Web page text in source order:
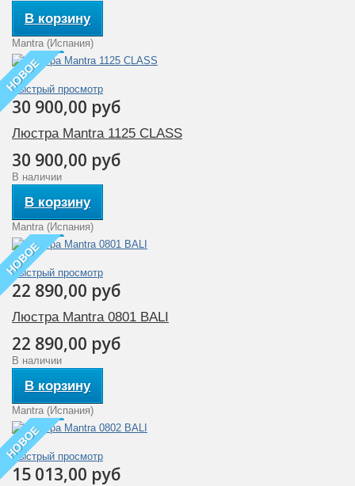
В корзину
Mantra (Испания)
Быстрый просмотр
30 900,00 руб
НОВОЕ
Люстра Mantra 1125 CLASS
30 900,00 руб
В наличии
В корзину
Mantra (Испания)
Быстрый просмотр
22 890,00 руб
НОВОЕ
Люстра Mantra 0801 BALI
22 890,00 руб
В наличии
В корзину
Mantra (Испания)
Быстрый просмотр
15 013,00 руб
НОВОЕ